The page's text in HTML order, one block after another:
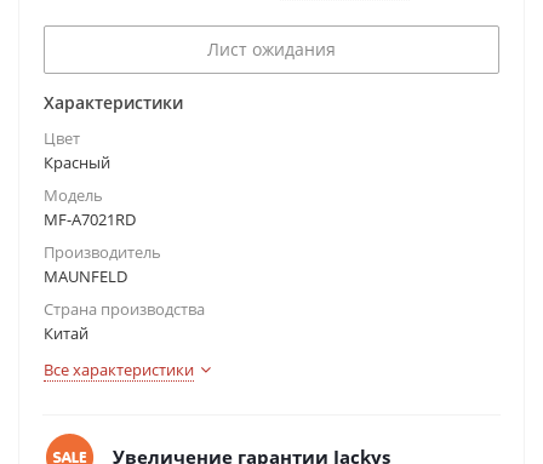
Лист ожидания
Характеристики
Цвет
Красный
Модель
MF-A7021RD
Производитель
MAUNFELD
Страна производства
Китай
Все характеристики
Увеличение гарантии Jackys